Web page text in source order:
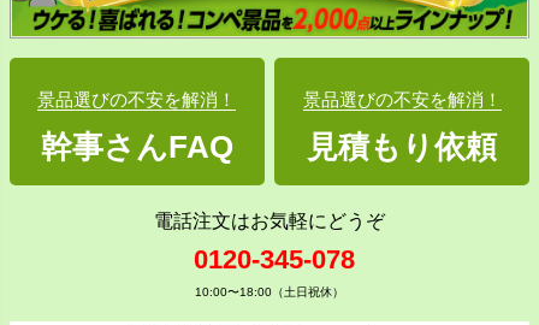
景品選びの不安を解消！
幹事さんFAQ
景品選びの不安を解消！
見積もり依頼
電話注文はお気軽にどうぞ
0120-345-078
10:00〜18:00（土日祝休）